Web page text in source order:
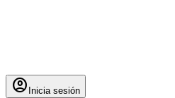
account_circle Inicia sesión